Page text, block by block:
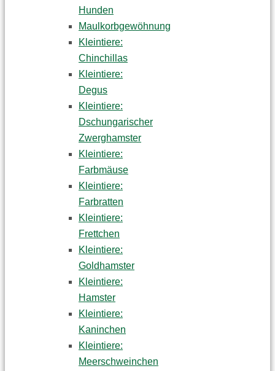
Hunden
Maulkorbgewöhnung
Kleintiere:
Chinchillas
Kleintiere:
Degus
Kleintiere:
Dschungarischer
Zwerghamster
Kleintiere:
Farbmäuse
Kleintiere:
Farbratten
Kleintiere:
Frettchen
Kleintiere:
Goldhamster
Kleintiere:
Hamster
Kleintiere:
Kaninchen
Kleintiere:
Meerschweinchen